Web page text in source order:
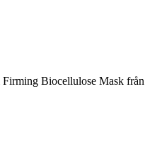
Firming Biocellulose Mask från